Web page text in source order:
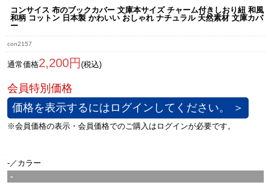
コンサイス 布のブックカバー 文庫本サイズ チャーム付きしおり紐 和風
和柄 コットン 日本製 かわいい おしゃれ ナチュラル 天然素材 文庫カバ
ー
con2157
通常価格2,200円 (税込)
価格を表示するにはログインしてください。 ＞
-／カラー
-